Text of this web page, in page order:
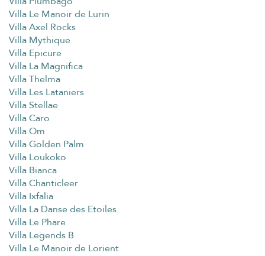
Villa Le Manoir de Lurin
Villa Axel Rocks
Villa Mythique
Villa Epicure
Villa La Magnifica
Villa Thelma
Villa Les Lataniers
Villa Stellae
Villa Caro
Villa Om
Villa Golden Palm
Villa Loukoko
Villa Bianca
Villa Chanticleer
Villa Ixfalia
Villa La Danse des Etoiles
Villa Le Phare
Villa Legends B
Villa Le Manoir de Lorient